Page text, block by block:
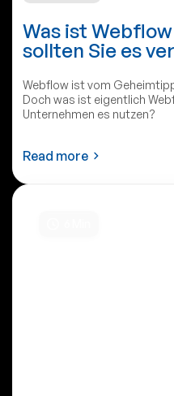
Was ist
sollten Sie es
Webflow ist vom
Doch was ist eigentlich
Unternehmen es nutzen?
Read more